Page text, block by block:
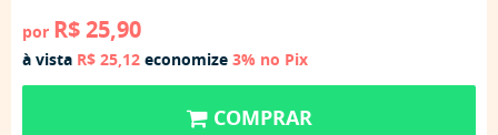
por R$ 25,90
à vista R$ 25,12 economize 3% no Pix
COMPRAR